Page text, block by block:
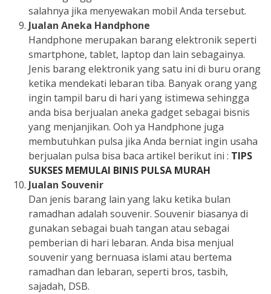
salahnya jika menyewakan mobil Anda tersebut.
Jualan Aneka Handphone
Handphone merupakan barang elektronik seperti
smartphone, tablet, laptop dan lain sebagainya.
Jenis barang elektronik yang satu ini di buru orang
ketika mendekati lebaran tiba. Banyak orang yang
ingin tampil baru di hari yang istimewa sehingga
anda bisa berjualan aneka gadget sebagai bisnis
yang menjanjikan. Ooh ya Handphone juga
membutuhkan pulsa jika Anda berniat ingin usaha
berjualan pulsa bisa baca artikel berikut ini : TIPS
SUKSES MEMULAI BINIS PULSA MURAH
Jualan Souvenir
Dan jenis barang lain yang laku ketika bulan
ramadhan adalah souvenir. Souvenir biasanya di
gunakan sebagai buah tangan atau sebagai
pemberian di hari lebaran. Anda bisa menjual
souvenir yang bernuasa islami atau bertema
ramadhan dan lebaran, seperti bros, tasbih,
sajadah, DSB.